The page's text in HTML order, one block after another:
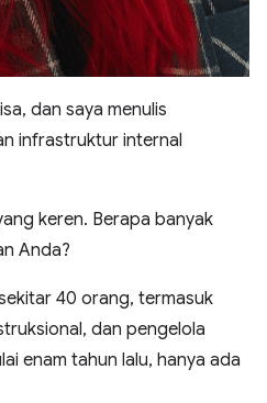
dan saya menulis
infrastruktur internal
keren. Berapa banyak
Anda?
40 orang, termasuk
dan pengelola
enam tahun lalu, hanya ada